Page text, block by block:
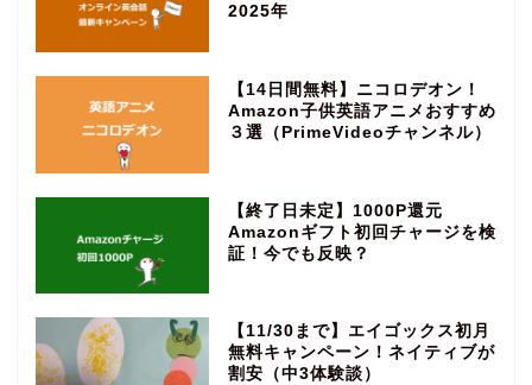
2025年
【14日間無料】ニコロデオン！
Amazon子供英語アニメおすすめ
３選（PrimeVideoチャンネル）
【終了日未定】1000P還元
Amazonギフト初回チャージを検
証！今でも反映？
【11/30まで】エイゴックス初月
無料キャンペーン！ネイティブが
割安（中3体験談）